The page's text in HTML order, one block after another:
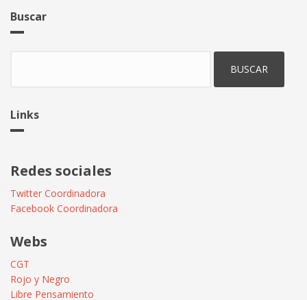
Buscar
Links
Redes sociales
Twitter Coordinadora
Facebook Coordinadora
Webs
CGT
Rojo y Negro
Libre Pensamiento